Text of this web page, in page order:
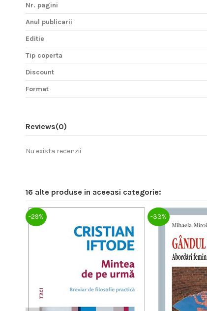
Nr. pagini
Anul publicarii
Editie
Tip coperta
Discount
Format
Reviews(0)
Nu exista recenzii
16 alte produse in aceeasi categorie:
-29% -33%